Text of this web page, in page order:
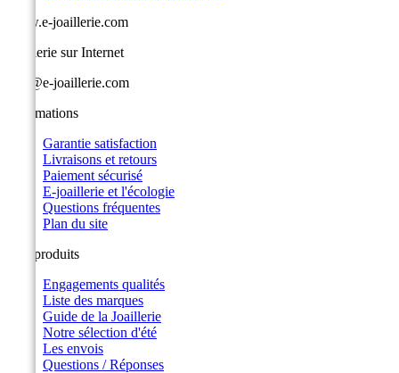
www.e-joaillerie.com
Joaillerie sur Internet
info@e-joaillerie.com
Informations
Garantie satisfaction
Livraisons et retours
Paiement sécurisé
E-joaillerie et l'écologie
Questions fréquentes
Plan du site
Nos produits
Engagements qualités
Liste des marques
Guide de la Joaillerie
Notre sélection d'été
Les envois
Questions / Réponses